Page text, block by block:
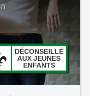
DÉCONSEILLÉ
AUX JEUNES
ENFANTS